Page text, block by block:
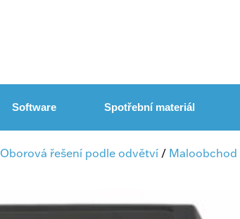
Software Spotřební materiál
Oborová řešení podle odvětví / Maloobchod